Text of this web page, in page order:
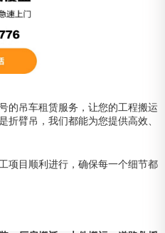
吊车租赁服务，让您的工程搬运
折臂吊，我们都能为您提供高效、
项目顺利进行，确保每一个细节都